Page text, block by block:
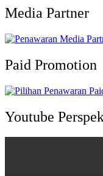
Media Partner
Paid Promotion
Youtube